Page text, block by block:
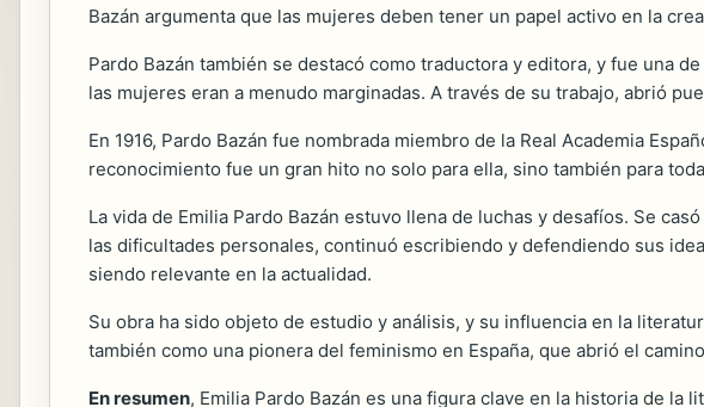
Bazán argumenta que las mujeres deben tener un papel activo en la
Pardo Bazán también se destacó como traductora y editora, y fue una
las mujeres eran a menudo marginadas. A través de su trabajo, abrió
En 1916, Pardo Bazán fue nombrada miembro de la Real Academia
reconocimiento fue un gran hito no solo para ella, sino también para
La vida de Emilia Pardo Bazán estuvo llena de luchas y desafíos. Se
las dificultades personales, continuó escribiendo y defendiendo sus
siendo relevante en la actualidad.
Su obra ha sido objeto de estudio y análisis, y su influencia en la
también como una pionera del feminismo en España, que abrió el
En resumen, Emilia Pardo Bazán es una figura clave en la historia de